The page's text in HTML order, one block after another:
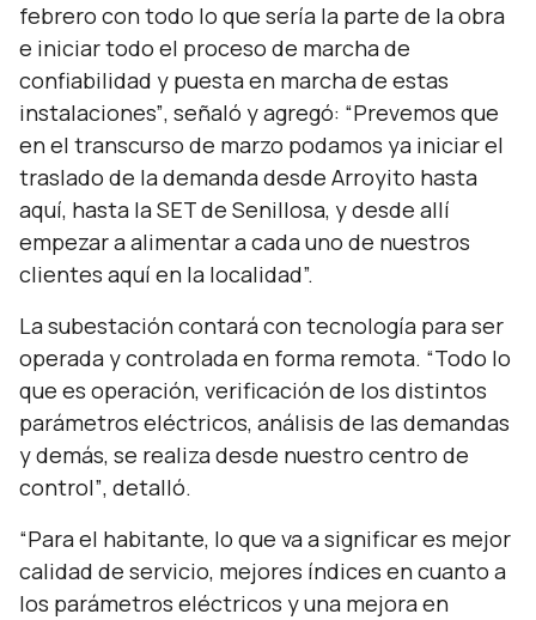
febrero con todo lo que sería la parte de la obra
e iniciar todo el proceso de marcha de
confiabilidad y puesta en marcha de estas
instalaciones”, señaló y agregó: “Prevemos que
en el transcurso de marzo podamos ya iniciar el
traslado de la demanda desde Arroyito hasta
aquí, hasta la SET de Senillosa, y desde allí
empezar a alimentar a cada uno de nuestros
clientes aquí en la localidad”.
La subestación contará con tecnología para ser
operada y controlada en forma remota. “Todo lo
que es operación, verificación de los distintos
parámetros eléctricos, análisis de las demandas
y demás, se realiza desde nuestro centro de
control”, detalló.
“Para el habitante, lo que va a significar es mejor
calidad de servicio, mejores índices en cuanto a
los parámetros eléctricos y una mejora en